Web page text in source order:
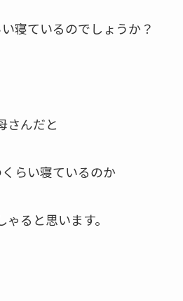
寝ているのでしょうか？
さんだと
らい寝ているのか
ると思います。